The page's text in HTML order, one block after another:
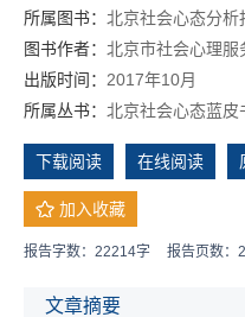
所属图书： 北京社会心态分析
图书作者： 北京市社会心理服
出版时间： 2017年10月
所属丛书： 北京社会心态蓝皮
下载阅读 在线阅读
加入收藏
报告字数：22214字 报告页数：
文章摘要